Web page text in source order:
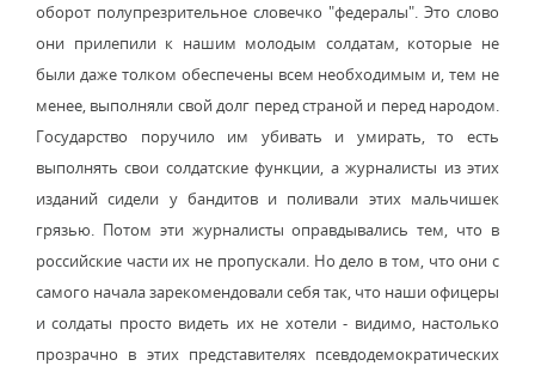
оборот полупрезрительное словечко "федералы". Это слово
они прилепили к нашим молодым солдатам, которые не
были даже толком обеспечены всем необходимым и, тем не
менее, выполняли свой долг перед страной и перед народом.
Государство поручило им убивать и умирать, то есть
выполнять свои солдатские функции, а журналисты из этих
изданий сидели у бандитов и поливали этих мальчишек
грязью. Потом эти журналисты оправдывались тем, что в
российские части их не пропускали. Но дело в том, что они с
самого начала зарекомендовали себя так, что наши офицеры
и солдаты просто видеть их не хотели - видимо, настолько
прозрачно в этих представителях псевдодемократических